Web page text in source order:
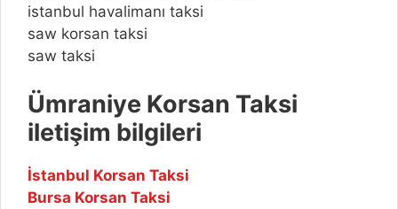
istanbul havalimanı taksi
saw korsan taksi
saw taksi
Ümraniye Korsan Taksi
iletişim bilgileri
İstanbul Korsan Taksi
Bursa Korsan Taksi